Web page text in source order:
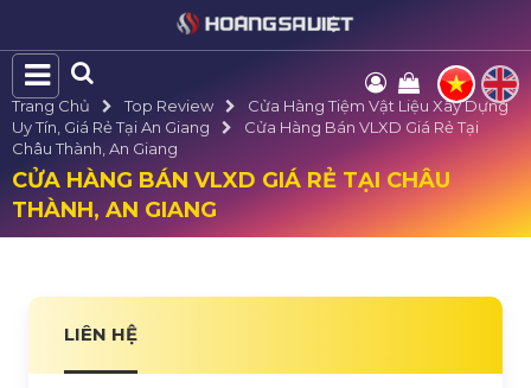
Trang Chủ Top Review
Cửa Hàng Tiệm Vật Liệu Xây Dựng
Uy Tín, Giá Rẻ Tại An Giang
Cửa Hàng Bán VLXD Giá Rẻ Tại
Châu Thành, An Giang
CỬA HÀNG BÁN VLXD GIÁ RẺ TẠI CHÂU
THÀNH, AN GIANG
LIÊN HỆ